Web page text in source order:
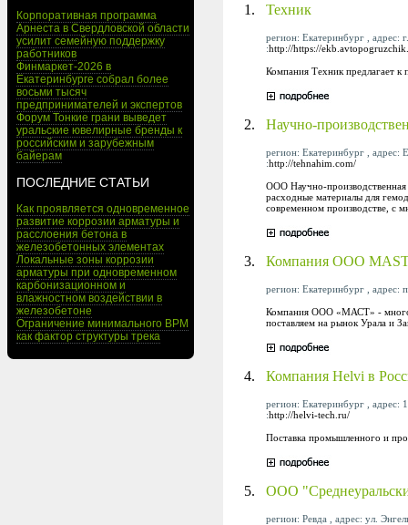
Корпоративная программа
Арнеста в Свердловской области
усилит семейную поддержку
работников
Финмаркет-2026 в
Екатеринбурге собрал более
восьми тысяч
предпринимателей и экспертов
Форум Тонкие грани выведет
уральские ювелирные бренды к
российским и зарубежным
байерам
ПОСЛЕДНИЕ СТАТЬИ
Как проявляется одновременное
развитие коррозии арматуры и
расслоения бетона в
железобетонных элементах
Локальные зоны коррозии
арматуры при одновременном
карбонизационном и
влажностном воздействии в
железобетоне
Ограничение минимального BPM
как фактор структуры трека
1. Техник
регион: Екатеринбург , адрес:
:http://https://
Компания Техник предлагает
2. Научно-
регион: Екатеринбург , адрес:
:http://tehnahim.com/
ООО Научно-производственная
расходные материалы для
современном производстве, с
3. Компания ООО
регион: Екатеринбург ,
Компания ООО «МАСТ» -
поставляем на рынок Урала и
4. Компания Helvi в
регион: Екатеринбург ,
:http://helvi-tech.ru/
Поставка промышленного и
5. ООО
регион: Ревда , адрес: ул.